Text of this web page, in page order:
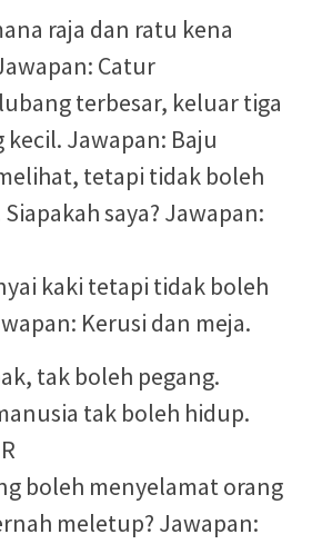
raja dan ratu kena
Catur
terbesar, keluar tiga
kecil. Jawapan: Baju
tetapi tidak boleh
saya? Jawapan:
kaki tetapi tidak boleh
Kerusi dan meja.
tak boleh pegang.
tak boleh hidup.
boleh menyelamat orang
meletup? Jawapan: